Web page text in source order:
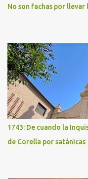
No son fachas por llevar
1743: De cuando la
de Corella por satánicas